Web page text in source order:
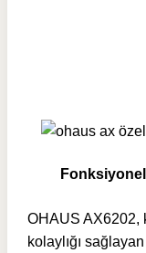
OHAUS AX6202,
kolaylığı